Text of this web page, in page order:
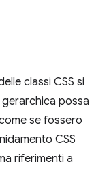
classi CSS si
possa
se fossero
CSS
riferimenti a